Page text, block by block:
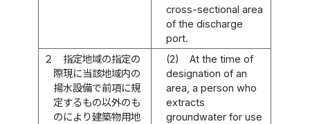
cross-sectional area
of the discharge
port.
２
指定地域の指定の
際現に当該地域内の
揚水設備で前項に規
定するもの以外のも
のにより建築物用地
(2)
At the time of
designation of an
area, a person who
extracts
groundwater for use